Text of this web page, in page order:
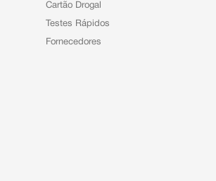
Cartão Drogal
Testes Rápidos
Fornecedores